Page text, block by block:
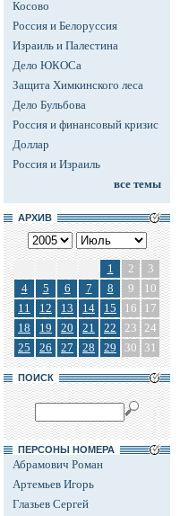
Косово
Россия и Белоруссия
Израиль и Палестина
Дело ЮКОСа
Защита Химкинского леса
Дело Бульбова
Россия и финансовый кризис
Доллар
Россия и Израиль
все темы
АРХИВ
1 2
3
4
5 6 7 8 9
10
11
12 13 14 15 16
17
18
19 20 21 22 23 24
25
26 27 28 29 30 31
ПОИСК
ПЕРСОНЫ НОМЕРА
Абрамович Роман
Артемьев Игорь
Глазьев Сергей